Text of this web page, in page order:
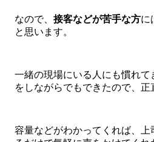
なので、 接客などが苦手な方に
と思います。
一緒の現場にいる人にも慣れ
をしながらでもできたので、正
容量などがわかってくれば、